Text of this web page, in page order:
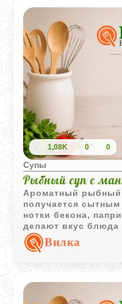
1,08K 0 0
Супы
Рыбный суп с
Ароматный рыбный
получается
нотки бекона,
делают вкус
Вилка